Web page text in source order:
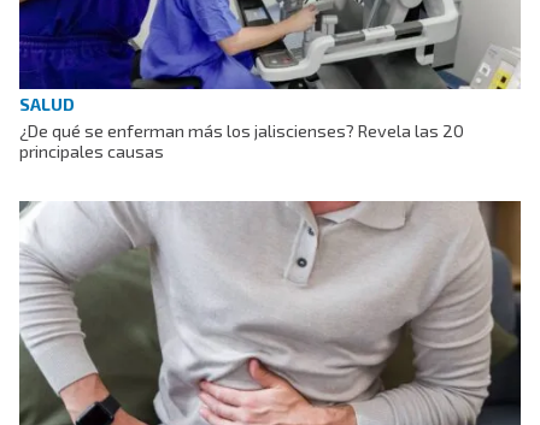
SALUD
¿De qué se enferman más los jaliscienses? Revela las 20
principales causas